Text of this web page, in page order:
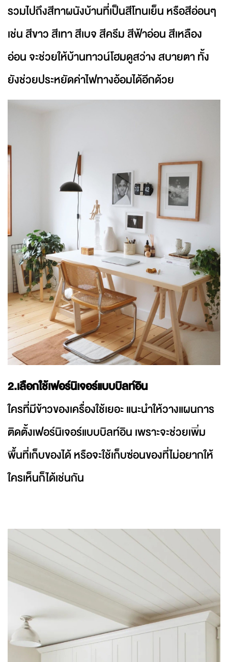
รวมไปถึงสีทาผนังบ้านที่เป็นสีโทนเย็น หรือสีอ่อนๆ
เช่น สีขาว สีเทา สีเบจ สีครีม สีฟ้าอ่อน สีเหลือง
อ่อน จะช่วยให้บ้านทาวน์โฮมดูสว่าง สบายตา ทั้ง
ยังช่วยประหยัดค่าไฟทางอ้อมได้อีกด้วย
2.เลือกใช้เฟอร์นิเจอร์แบบบิลท์อิน
ใครที่มีข้าวของเครื่องใช้เยอะ แนะนำให้วางแผนการ
ติดตั้งเฟอร์นิเจอร์แบบบิลท์อิน เพราะจะช่วยเพิ่ม
พื้นที่เก็บของได้ หรือจะใช้เก็บซ่อนของที่ไม่อยากให้
ใครเห็นก็ได้เช่นกัน